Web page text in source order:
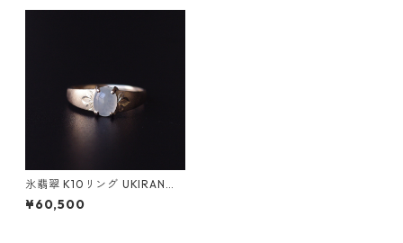
氷翡翠 K10リング UKIRAN（ｳ
ｷﾗﾝ）
¥60,500